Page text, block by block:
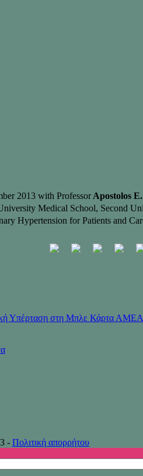
2013 with ProfessorApostolos
Medical School, Second
Hypertension for Patients and
Υπέρταση στη Μπλε Κάρτα ΑΜΕΑ
- Πολιτική απορρήτου